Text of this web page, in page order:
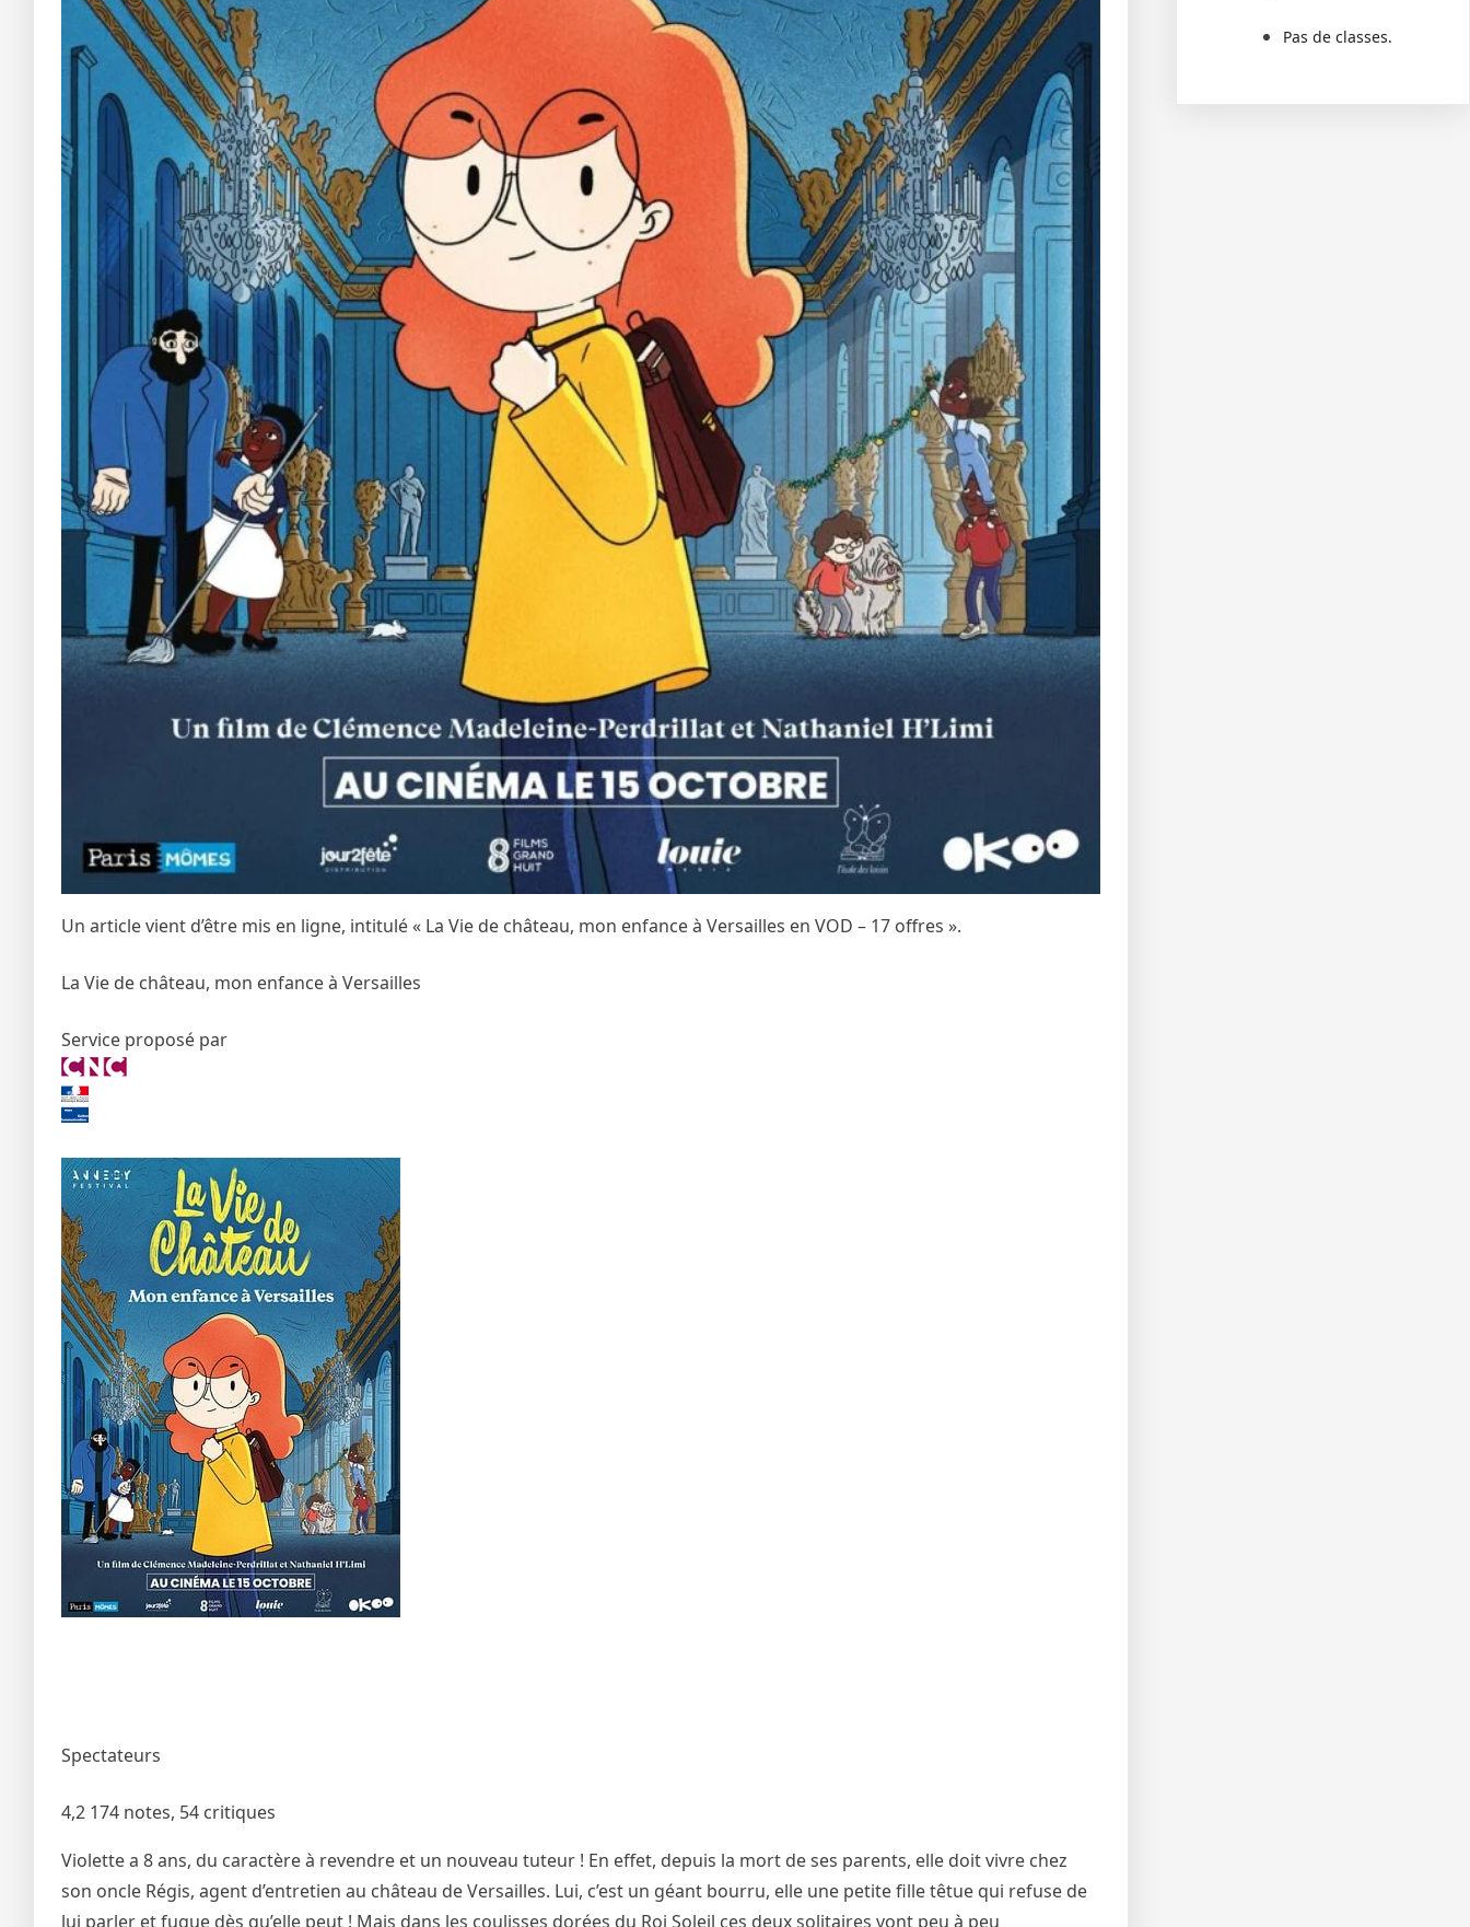
Un article vient d’être mis en ligne, intitulé « La Vie de château, mon enfance à Versailles en VOD – 17 offres ».
La Vie de château, mon enfance à Versailles
Service proposé par
Spectateurs
4,2 174 notes, 54 critiques
Violette a 8 ans, du caractère à revendre et un nouveau tuteur ! En effet, depuis la mort de ses parents, elle doit vivre chez
son oncle Régis, agent d’entretien au château de Versailles. Lui, c’est un géant bourru, elle une petite fille têtue qui refuse de
lui parler et fugue dès qu’elle peut ! Mais dans les coulisses dorées du Roi Soleil ces deux solitaires vont peu à peu
Pas de classes.